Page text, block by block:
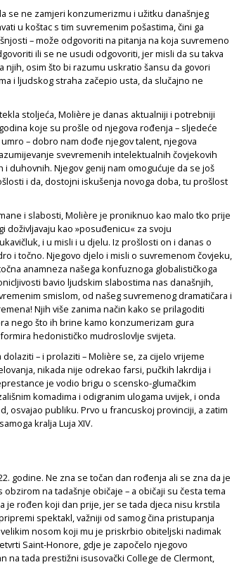
se ne zamjeri konzumerizmu i užitku današnjeg
u koštac s tim suvremenim pošastima, čini ga
– može odgovoriti na pitanja na koja suvremeno
ili se ne usudi odgovoriti, jer misli da su takva
njih, osim što bi razumu uskratio šansu da govori
i ljudskog straha začepio usta, da slučajno ne
stoljeća, Molière je danas aktualniji i potrebniji
koje su prošle od njegova rođenja – sljedeće
– dobro nam dođe njegov talent, njegova
svevremenih intelektualnih čovjekovih
duhovnih. Njegov genij nam omogućuje da se još
i da, dostojni iskušenja novoga doba, tu prošlost
i slabosti, Molière je proniknuo kao malo tko prije
doživljavaju kao »posuđenicu« za svoju
i u misli i u djelu. Iz prošlosti on i danas o
i točno. Njegovo djelo i misli o suvremenom čovjeku,
anamneza našega konfuznoga globalističkoga
bavio ljudskim slabostima nas današnjih,
smislom, od našeg suvremenog dramatičara i
Njih više zanima način kako se prilagoditi
nego što ih brine kamo konzumerizam gura
hedonističko mudroslovlje svijeta.
– i prolaziti –Molière se, za cijelo vrijeme
nikada nije odrekao farsi, pučkih lakrdija i
je vodio brigu o scensko-glumačkim
komadima i odigranim ulogama uvijek, i onda
osvajao publiku. Prvo u francuskoj provinciji, a zatim
kralja Luja XIV.
godine. Ne zna se točan dan rođenja ali se zna da je
na tadašnje običaje – a običaji su česta tema
je rođen koji dan prije, jer se tada djeca nisu krstila
spektakl, važniji od samog čina pristupanja
nosom koji mu je priskrbio obiteljski nadimak
Saint-Honore, gdje je započelo njegovo
na tada prestižni isusovački College de Clermont,